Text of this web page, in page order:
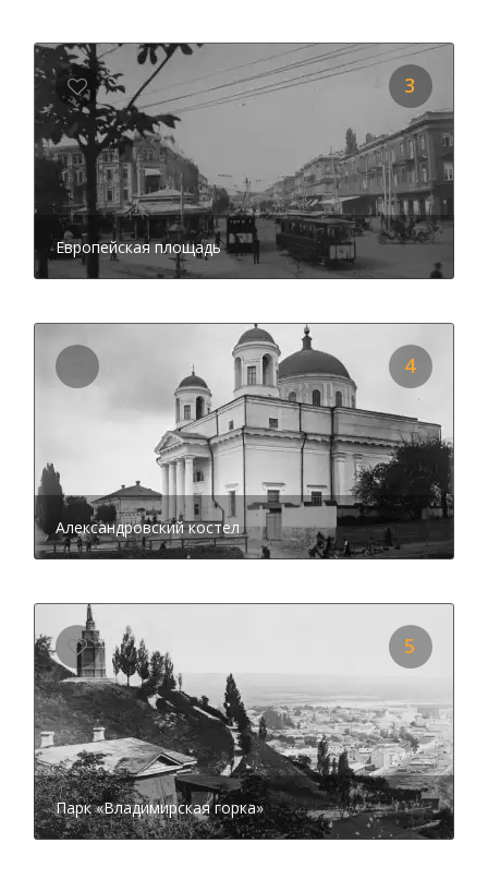
где располагается Международный центр культуры и
искусств. Во время экскурсии с аудиогидом вы узнаете
много интересных подробностей: каким был
распорядок дня благородных девиц, почему об
энергетике здания ходит плохая молва, и какие
архитекторы трудились над проектом сооружения.
В так называемый ТОП лидеров самых популярных
достопримечательностей столицы входит и
Европейская площадь, которая является точкой
пересечения путей к старым районам столицы. Далеко
истории этого места. Но прослушав аудио экскурсию,
вам откроются новые интересные факты. Вы узнаете,
как назывался первый фонтан, а также где
располагался первый столичный театр. Многие гости
столицы не видят ничего фантастического в этой
достопримечательности, но сделать фотографию тут –
обязательно нужно.
Хотите отдохнуть и насладиться удивительной
красотой Киева? Тогда следуйте по экскурсионному
маршруту до конца. Так вы окажетесь в одном из самых
любимых мест отдыха киевлян, впарке
живописное место на склонах Михайловской горы.
Большое количество всевозможных представителей
флоры делает это место настоящим оазисом, где
можно отдохнуть и просто хорошо провести время.
Более того, здесь ощущается дух прошлых веков, ведь
проект парка был заложен еще в 1831 году. Эта горка
также входит в категорию смотровых площадок и
отсюда открываются необыкновенной красоты виды
на левый берег столицы. Любоваться городом,
который будто лежит на ладони – непередаваемое
Европейская площадь
3
Александровский костел
4
Парк «Владимирская горка»
5